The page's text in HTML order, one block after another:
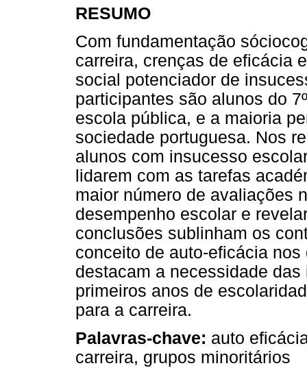
RESUMO
Com fundamentação
carreira, crenças de eficácia
social potenciador de
participantes são alunos do
escola pública, e a maioria
sociedade portuguesa. Nos
alunos com insucesso
lidarem com as tarefas
maior número de avaliações
desempenho escolar e
conclusões sublinham os
conceito de auto-eficácia
destacam a necessidade
primeiros anos de
para a carreira.
Palavras-chave: auto
carreira, grupos minoritários